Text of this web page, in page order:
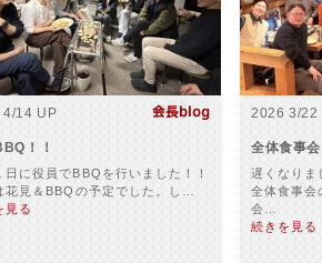
14 UP
！！
日に役員でBBQを行いました！！
花見＆BBQの予定でした。し…
見る
2026 3/22
全体食事
遅くなりま
全体食事会
会…
続きを見る